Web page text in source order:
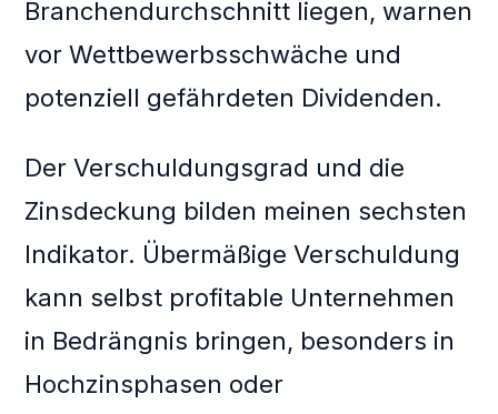
Branchendurchschnitt liegen, warnen
vor Wettbewerbsschwäche und
potenziell gefährdeten Dividenden.
Der Verschuldungsgrad und die
Zinsdeckung bilden meinen sechsten
Indikator. Übermäßige Verschuldung
kann selbst profitable Unternehmen
in Bedrängnis bringen, besonders in
Hochzinsphasen oder